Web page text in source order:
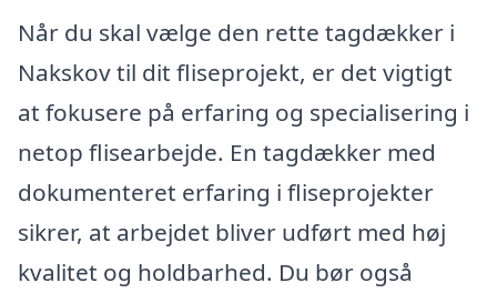
Når du skal vælge den rette tagdækker i
Nakskov til dit fliseprojekt, er det vigtigt
at fokusere på erfaring og specialisering i
netop flisearbejde. En tagdækker med
dokumenteret erfaring i fliseprojekter
sikrer, at arbejdet bliver udført med høj
kvalitet og holdbarhed. Du bør også